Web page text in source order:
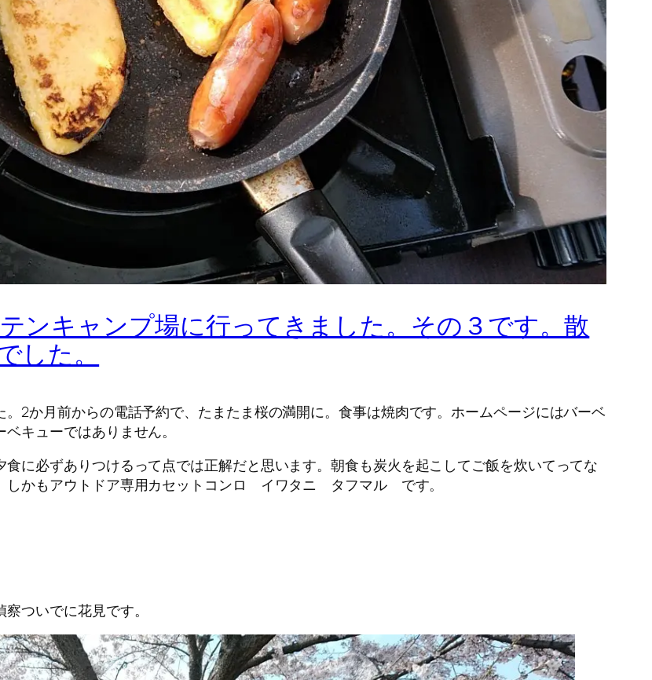
ンキャンプ場に行ってきました。その３です。散
した。
2か月前からの電話予約で、たまたま桜の満開に。食事は焼肉です。ホームページにはバーベ
キューではありません。
に必ずありつけるって点では正解だと思います。朝食も炭火を起こしてご飯を炊いてってな
しかもアウトドア専用カセットコンロ イワタニ タフマル です。
ついでに花見です。